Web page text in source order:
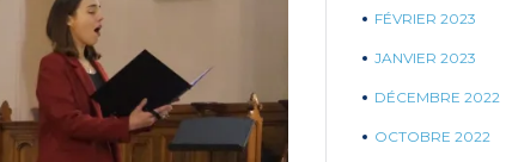
FÉVRIER 2023
JANVIER 2023
DÉCEMBRE 2022
OCTOBRE 2022